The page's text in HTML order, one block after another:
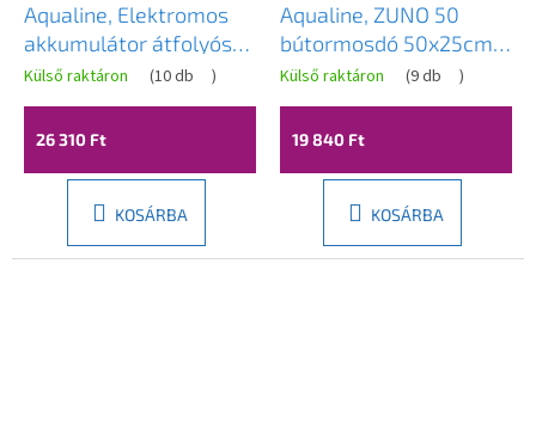
Aqualine, Elektromos
akkumulátor átfolyós
vízmelegítővel, 230V, 3
kW, rozsdamentes acél,
RT2009
Külső raktáron (10 db )
26 310 Ft
KOSÁRBA
Aqualine, ZUNO 50
bútormosdó 50x25cm,
9050
Külső raktáron (9 db )
19 840 Ft
KOSÁRBA